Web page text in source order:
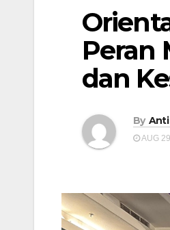
Peran
dan
By Anti
AUG